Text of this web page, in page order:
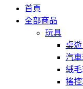
首頁
全部商品
玩具
桌
汽
絨
搖